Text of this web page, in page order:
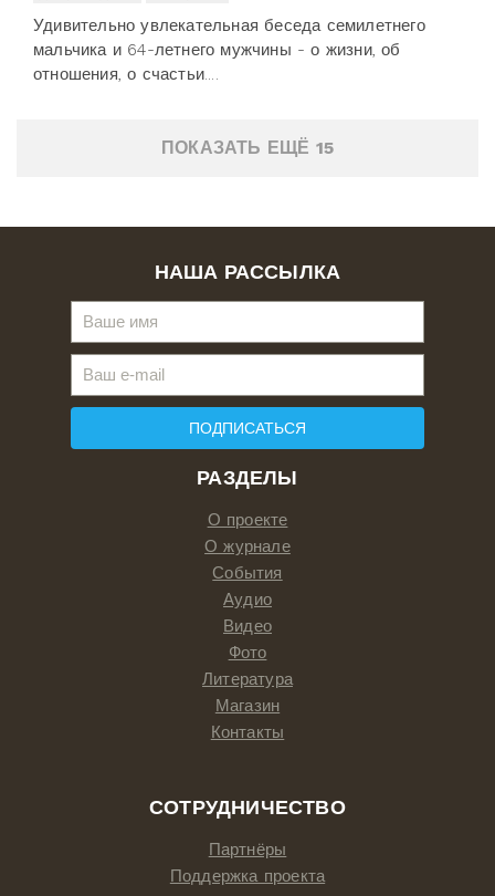
Удивительно увлекательная беседа семилетнего
мальчика и 64-летнего мужчины - о жизни, об
отношения, о счастьи....
ПОКАЗАТЬ ЕЩЁ 15
РАЗДЕЛЫ
О проекте
О журнале
События
Аудио
Видео
Фото
Литература
Магазин
Контакты
СОТРУДНИЧЕСТВО
Партнёры
Поддержка проекта
НАША РАССЫЛКА
ПОДПИСАТЬСЯ